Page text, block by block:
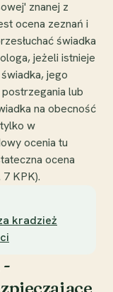
znanej z
ocena zeznań i
świadka
jeżeli istnieje
jego
lub
na obecność
w
ocenia tu
ocena
KPK).
kradzież
-